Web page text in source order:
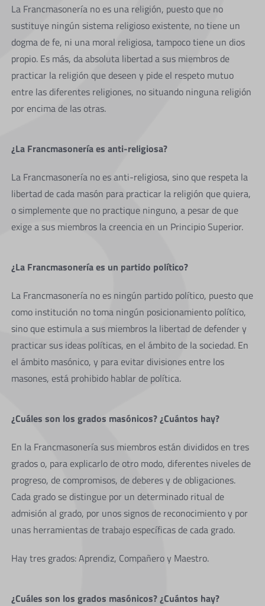
La Francmasonería no es una religión, puesto que no
sustituye ningún sistema religioso existente, no tiene un
dogma de fe, ni una moral religiosa, tampoco tiene un dios
propio. Es más, da absoluta libertad a sus miembros de
practicar la religión que deseen y pide el respeto mutuo
entre las diferentes religiones, no situando ninguna religión
por encima de las otras.
¿La Francmasonería es anti-religiosa?
La Francmasonería no es anti-religiosa, sino que respeta la
libertad de cada masón para practicar la religión que quiera,
o simplemente que no practique ninguno, a pesar de que
exige a sus miembros la creencia en un Principio Superior.
¿La Francmasonería es un partido político?
La Francmasonería no es ningún partido político, puesto que
como institución no toma ningún posicionamiento político,
sino que estimula a sus miembros la libertad de defender y
practicar sus ideas políticas, en el ámbito de la sociedad. En
el ámbito masónico, y para evitar divisiones entre los
masones, está prohibido hablar de política.
¿Cuáles son los grados masónicos? ¿Cuántos hay?
En la Francmasonería sus miembros están divididos en tres
grados o, para explicarlo de otro modo, diferentes niveles de
progreso, de compromisos, de deberes y de obligaciones.
Cada grado se distingue por un determinado ritual de
admisión al grado, por unos signos de reconocimiento y por
unas herramientas de trabajo específicas de cada grado.
Hay tres grados: Aprendiz, Compañero y Maestro.
¿Cuáles son los grados masónicos? ¿Cuántos hay?